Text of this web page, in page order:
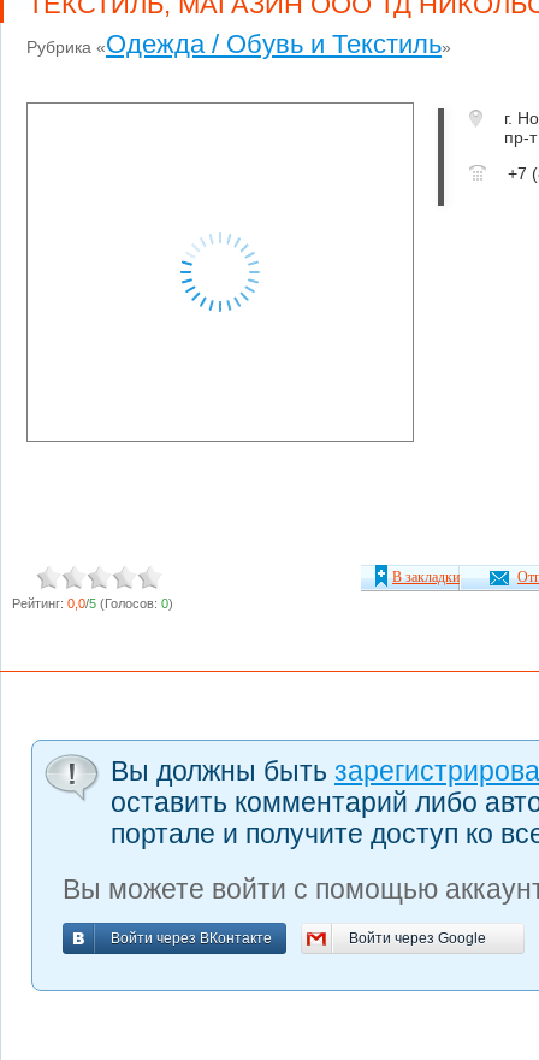
Рубрика «Одежда / Обувь и Текстиль»
г.
пр-
+7
Рейтинг: 0,0/5 (Голосов: 0)
В закладки
Вы должны быть
оставить комментарий либо
портале и получите доступ ко
Вы можете войти с помощью
Войти через ВКонтакте
Войти через ВКонтакте Войти через Google
Войти через Google